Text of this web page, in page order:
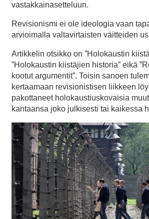
vastakkainasetteluun.
Revisionismi ei ole ideologia vaan
arvioimalla valtavirtaisten väitteiden
Artikkelin otsikko on ”Holokaustin
”Holokaustin kiistäjien historia” eikä
kootut argumentit”. Toisin sanoen
kertaamaan revisionistisen liikkeen
pakottaneet holokaustiuskovaisia
kantaansa joko julkisesti tai kaikessa